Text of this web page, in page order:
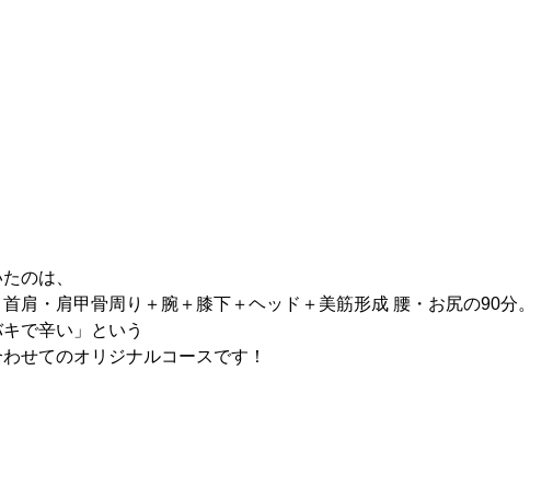
のは、
肩・肩甲骨周り＋腕＋膝下＋ヘッド＋美筋形成 腰・お尻の90分。
キで辛い」という
せてのオリジナルコースです！